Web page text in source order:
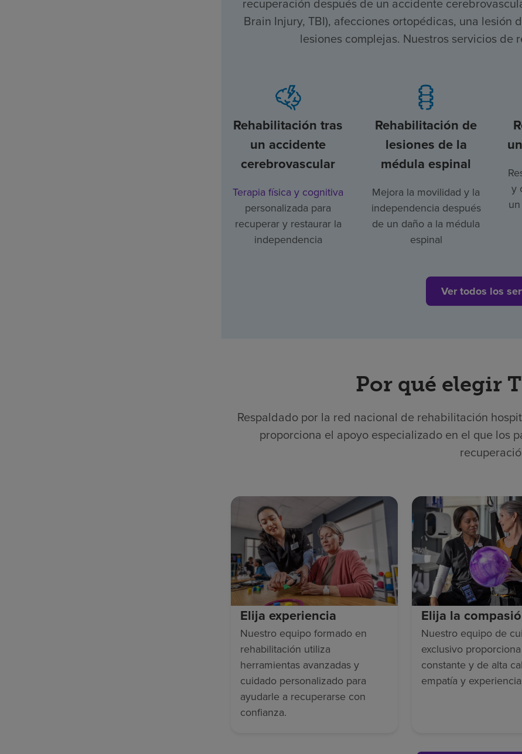
Brain Injury, TBI), afecciones ortopédicas, una
lesiones complejas. Nuestros servicios
Rehabilitación tras
un accidente
cerebrovascular
Terapia física y cognitiva
personalizada para
recuperar y restaurar la
independencia
Rehabilitación de
lesiones de la
médula espinal
Mejora la movilidad y la
independencia después
de un daño a la médula
espinal
y
Ver todos los
Por qué elegir
Respaldado por la red nacional de rehabilitación
proporciona el apoyo especializado en el que los
Elija experiencia
Nuestro equipo formado en
rehabilitación utiliza
herramientas avanzadas y
cuidado personalizado para
ayudarle a recuperarse con
confianza.
Elija la
Nuestro equipo de
exclusivo
constante y de alta
empatía y